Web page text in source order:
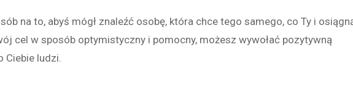
na to, abyś mógł znaleźć osobę, która chce tego samego, co Ty i
cel w sposób optymistyczny i pomocny, możesz wywołać pozytywną
Ciebie ludzi.